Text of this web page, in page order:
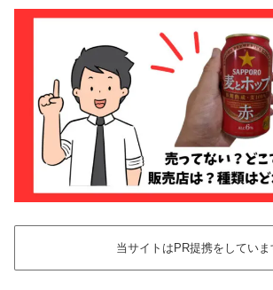
当サイトはPR提携をしていま